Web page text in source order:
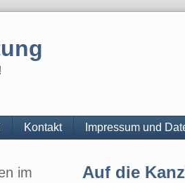
Kontakt Impressum und
Auf die
im